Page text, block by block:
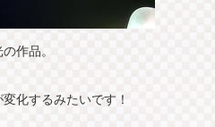
作品。
化するみたいです！